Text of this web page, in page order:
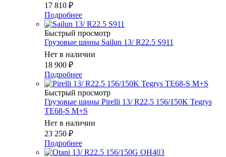
17 810 ₽
Подробнее
Быстрый просмотр
Грузовые шины Sailun 13/ R22.5 S911
Нет в наличии
18 900 ₽
Подробнее
Быстрый просмотр
Грузовые шины Pirelli 13/ R22.5 156/150K Tegrys
TE68-S M+S
Нет в наличии
23 250 ₽
Подробнее